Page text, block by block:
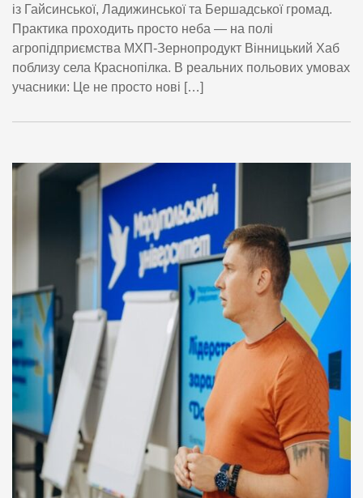
із Гайсинської, Ладижинської та Бершадської громад.
Практика проходить просто неба — на полі
агропідприємства МХП-Зернопродукт Вінницький Хаб
поблизу села Краснопілка. В реальних польових умовах
учасники: Це не просто нові […]